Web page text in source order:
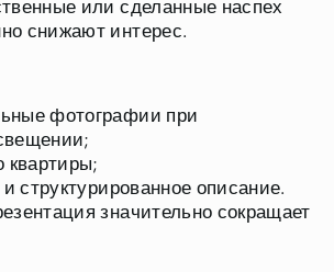
или сделанные наспех
снижают интерес.
фотографии при
квартиры;
и структурированное описание.
значительно сокращает